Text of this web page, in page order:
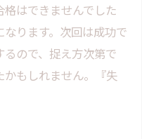
はできませんでした
ります。次回は成功で
ので、捉え方次第で
もしれません。『失